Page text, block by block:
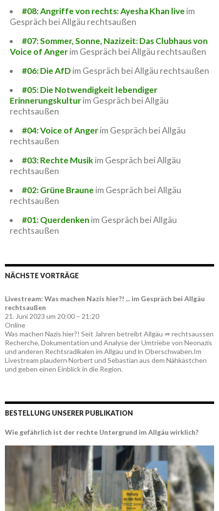
#08: Angriffe von rechts: Ayesha Khan live im
Gespräch bei Allgäu rechtsaußen
#07: Sommer, Sonne, Nazizeit: Das Clubhaus von
Voice of Angerim Gespräch bei Allgäu rechtsaußen
#06: Die AfDim Gespräch bei Allgäu rechtsaußen
#05: Die Notwendigkeit lebendiger
Erinnerungskulturim Gespräch bei Allgäu
rechtsaußen
#04: Voice of Angerim Gespräch bei Allgäu
rechtsaußen
#03: Rechte Musik im Gespräch bei Allgäu
rechtsaußen
#02: Grüne Braune im Gespräch bei Allgäu
rechtsaußen
#01: Querdenken im Gespräch bei Allgäu
rechtsaußen
NÄCHSTE VORTRÄGE
Livestream: Was machen Nazis hier?! ... im Gespräch bei Allgäu
rechtsaußen
21. Juni 2023 um 20:00 – 21:20
Online
Was machen Nazis hier?! Seit Jahren betreibt Allgäu ⇏ rechtsaussen
Recherche, Dokumentation und Analyse der Umtriebe von Neonazis
und anderen Rechtsradikalen im Allgäu und in Oberschwaben.Im
Livestream plaudern Norbert und Sebastian aus dem Nähkästchen
und geben einen Einblick in die Region.
BESTELLUNG UNSERER PUBLIKATION
Wie gefährlich ist der rechte Untergrund im Allgäu wirklich?